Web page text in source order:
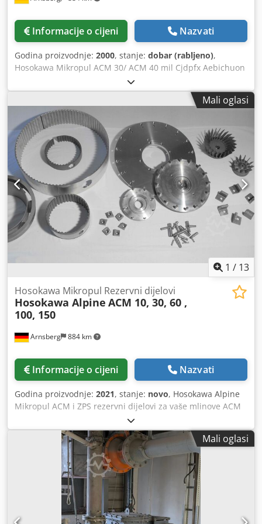
Informacije o cijeni Nazvati
Godina proizvodnje: 2000, stanje: dobar (rabljeno),
Hosokawa Mikropul ACM 30/ ACM 40 mil Cjdpfx Aebichuon
Terf - Motor brusne ploče 30 KW - Klasificirani motor, 7,5
KW Težina: 800 kg Dimenzije: 1,5 x 0,6 x 1,4 m visine Mlin
je u vrlo dobrom stanju i potpuno funkcionalan! Opseg
isporuke uključuje ciklon s glavom ciklonskog klasifikatora,
filtar, eksplozivne ventile i još mnogo toga
Mali oglasi
1 / 13
Arnsberg 884 km
Hosokawa Mikropul Rezervni dijelovi
Hosokawa Alpine ACM 10, 30, 60 ,
100, 150
Informacije o cijeni Nazvati
Godina proizvodnje: 2021, stanje: novo, Hosokawa Alpine
Mikropul ACM i ZPS rezervni dijelovi za vaše mlinove ACM
2 - ACM 150 ili ZPS 100 do ZPS 630. Ostala proizvodnja ili
tipovi na zahtjev. U mogućnosti smo isporučiti rezervne
dijelove kao što su: Kotači klasifikatora, Obloga, kompletni
sklop ležaja (novi ili remont), čekić s karbidnom površinom,
prsten pokrova Crjdpegn Edlefx An Tef
Mali oglasi